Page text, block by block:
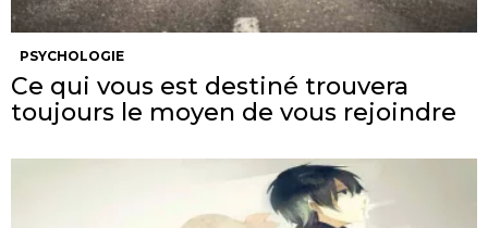
PSYCHOLOGIE
Ce qui vous est destiné trouvera
toujours le moyen de vous rejoindre